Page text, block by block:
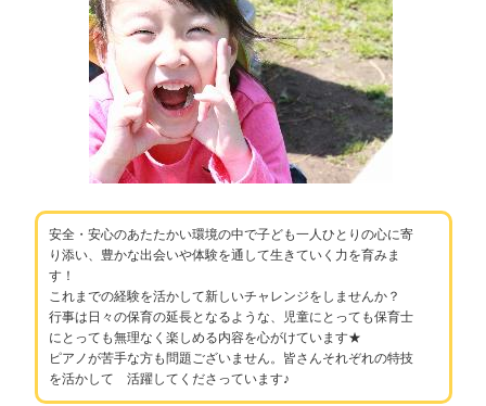
安全・安心のあたたかい環境の中で子ども一人ひとりの心に寄
り添い、豊かな出会いや体験を通して生きていく力を育みま
す！
これまでの経験を活かして新しいチャレンジをしませんか？
行事は日々の保育の延長となるような、児童にとっても保育士
にとっても無理なく楽しめる内容を心がけています★
ピアノが苦手な方も問題ございません。皆さんそれぞれの特技
を活かして 活躍してくださっています♪